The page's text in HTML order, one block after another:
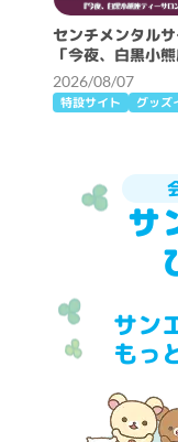
センチメンタル
「今夜、白黒小
サロンで」テーマ
2026/08/07
特設サイト グッズ
サ
サン
もっ